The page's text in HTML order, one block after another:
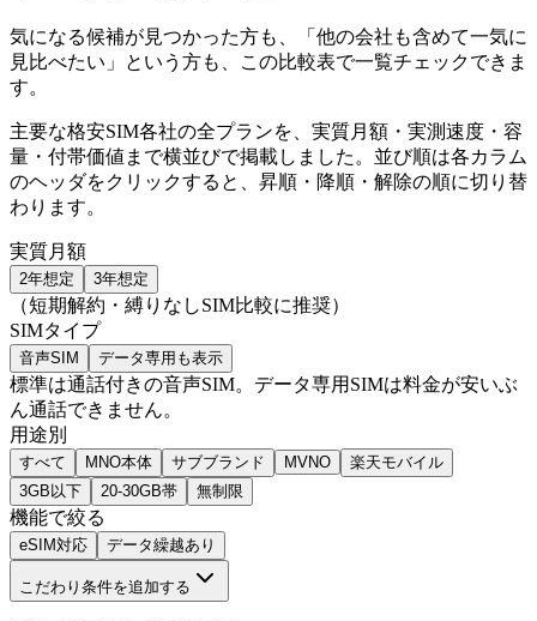
気になる候補が見つかった方も、「他の会社も含めて一気に
見比べたい」という方も、この比較表で一覧チェックできま
す。
主要な格安SIM各社の全プランを、実質月額・実測速度・容
量・付帯価値まで横並びで掲載しました。並び順は各カラム
のヘッダをクリックすると、昇順・降順・解除の順に切り替
わります。
実質月額
2年想定 3年想定
（短期解約・縛りなしSIM比較に推奨）
SIMタイプ
音声SIM データ専用も表示
標準は通話付きの音声SIM。データ専用SIMは料金が安いぶ
ん通話できません。
用途別
すべて MNO本体 サブブランド MVNO
楽天モバイル
3GB以下
20-30GB帯 無制限
機能で絞る
eSIM対応 データ繰越あり
こだわり条件を追加する